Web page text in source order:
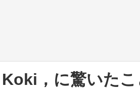
，に驚いた